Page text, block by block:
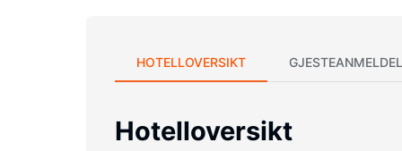
HOTELLOVERSIKT
Hotelloversikt